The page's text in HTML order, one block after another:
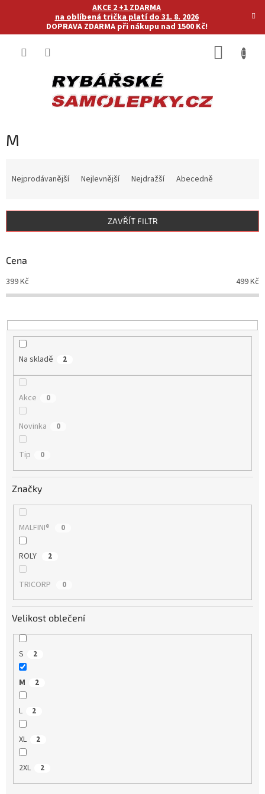
AKCE 2 +1 ZDARMA
na oblíbená trička platí do 31. 8. 2026
DOPRAVA ZDARMA při nákupu nad 1500 Kč!
M
í
r
o
d
u
t
ů
Nejprodávanější Nejlevnější Nejdražší Abecedně
ZAVŘÍT FILTR
Cena
399Kč 499Kč
Na skladě 2
Akce 0
Novinka 0
Tip 0
Značky
MALFINI® 0
ROLY 2
TRICORP 0
Velikost oblečení
S 2
M 2
L 2
XL 2
2XL 2